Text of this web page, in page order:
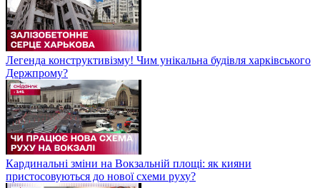
Легенда конструктивізму! Чим унікальна будівля харківського
Держпрому?
Кардинальні зміни на Вокзальній площі: як кияни
пристосовуються до нової схеми руху?